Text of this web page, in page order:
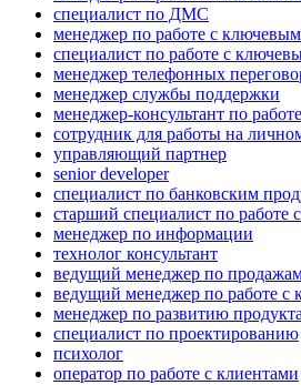
специалист по ДМС
менеджер по работе с
специалист по работе с
менеджер телефонных
менеджер службы поддержки
менеджер-консультант по
сотрудник для работы на
управляющий партнер
senior developer
специалист по банковским
старший специалист по работе
менеджер по информации
технолог консультант
ведущий менеджер по
ведущий менеджер по работе с
менеджер по развитию продукта
специалист по проектированию
психолог
оператор по работе с клиентами